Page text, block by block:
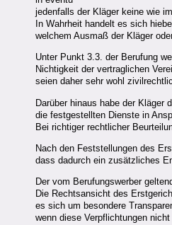
jedenfalls der Kläger keine wie
In Wahrheit handelt es sich
welchem Ausmaß der Kläger
Unter Punkt 3.3. der Berufung
Nichtigkeit der vertraglichen
seien daher sehr wohl
Darüber hinaus habe der Kläger
die festgestellten Dienste in
Bei richtiger rechtlicher
Nach den Feststellungen des
dass dadurch ein zusätzliches
Der vom Berufungswerber
Die Rechtsansicht des
es sich um besondere
wenn diese Verpflichtungen